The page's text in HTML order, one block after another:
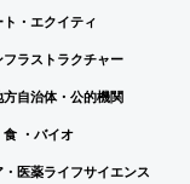
ト・エクイティ
フラストラクチャー
自治体・公的機関
食 ・バイオ
医薬ライフサイエンス